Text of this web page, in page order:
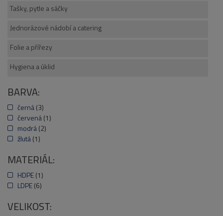
Tašky, pytle a sáčky
Jednorázové nádobí a catering
Folie a přířezy
Hygiena a úklid
BARVA:
černá (3)
červená (1)
modrá (2)
žlutá (1)
MATERIÁL:
HDPE (1)
LDPE (6)
VELIKOST: